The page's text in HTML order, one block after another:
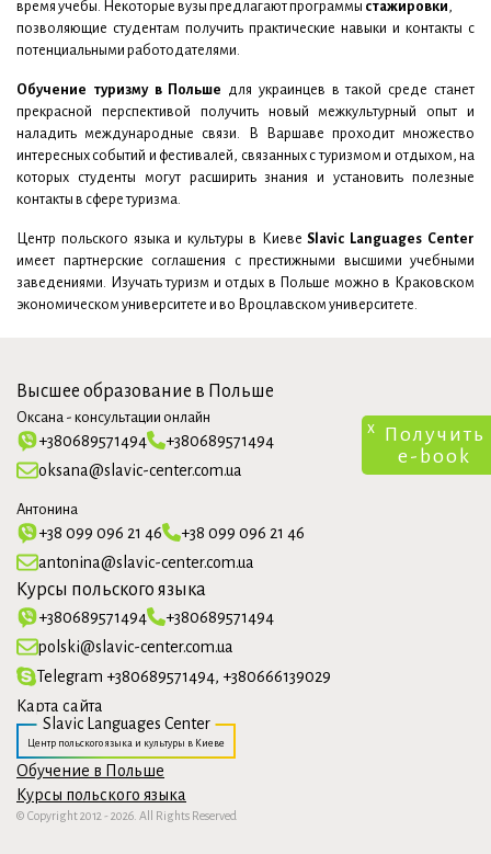
время учебы. Некоторые вузы предлагают программы стажировки,
позволяющие студентам получить практические навыки и контакты с
потенциальными работодателями.
Обучение туризму в Польше для украинцев в такой среде станет
прекрасной перспективой получить новый межкультурный опыт и
наладить международные связи. В Варшаве проходит множество
интересных событий и фестивалей, связанных с туризмом и отдыхом, на
которых студенты могут расширить знания и установить полезные
контакты в сфере туризма.
Центр польского языка и культуры в КиевеSlavic Languages Center
имеет партнерские соглашения с престижными высшими учебными
заведениями. Изучать туризм и отдых в Польше можно в Краковском
экономическом университете и во Вроцлавском университете.
Slavic Languages Center
Центр польского языка и культуры в Киеве
Обучение в Польше
Курсы польского языка
© Copyright 2012 - 2026. All Rights Reserved
Высшее образование в Польше
Оксана - консультации онлайн
+380689571494
+380689571494
oksana@slavic-center.com.ua
Антонина
+38 099 096 21 46
+38 099 096 21 46
antonina@slavic-center.com.ua
Курсы польского языка
+380689571494
+380689571494
polski@slavic-center.com.ua
Telegram +380689571494, +380666139029
Карта сайта
x
Получить
e-book